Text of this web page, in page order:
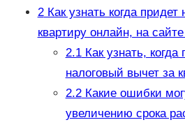
2Как узнать когда придет
квартиру онлайн, на
2.1Как узнать, когда
налоговый вычет за
2.2Какие ошибки
увеличению срока